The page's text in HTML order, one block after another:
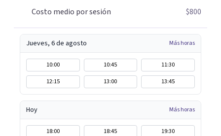
Costo medio por sesión
$800
Jueves, 6 de agosto Más horas
10:00 10:45
11:30
12:15
13:00 13:45
Hoy Más horas
18:00 18:45
19:30